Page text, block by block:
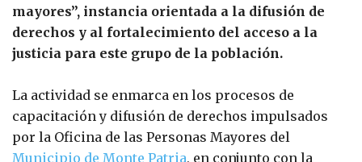
mayores”, instancia orientada a la difusión de
derechos y al fortalecimiento del acceso a la
justicia para este grupo de la población.
La actividad se enmarca en los procesos de
capacitación y difusión de derechos impulsados
por la Oficina de las Personas Mayores del
Municipio de Monte Patria, en conjunto con la